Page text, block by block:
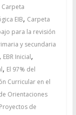
Carpeta
EIB, Carpeta
para la revisión
y secundaria
EBR Inicial,
, El 97% del
Curricular en el
Orientaciones
de